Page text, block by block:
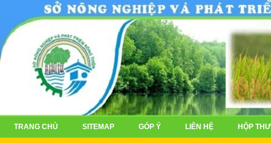
TRANG CHỦ SITEMAP GÓP Ý LIÊN HỆ HỘP